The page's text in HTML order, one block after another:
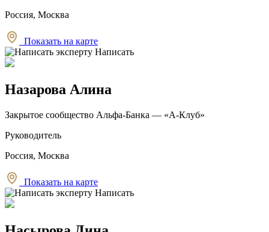
Россия, Москва
Показать на карте
Написать
Назарова Алина
Закрытое сообщество Альфа-Банка — «А-Клуб»
Руководитель
Россия, Москва
Показать на карте
Написать